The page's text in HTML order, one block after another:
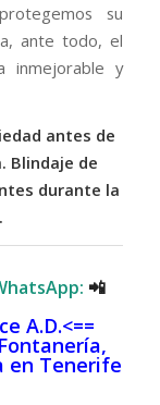
su
ante todo, el
inmejorable y
antes de
Blindaje de
durante la
📲
A.D.<==
en Tenerife